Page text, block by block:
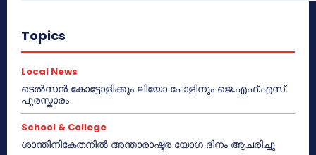
Topics
Local News
ടെൽസൻ കോട്ടോളിക്കും ലിയോ പോളിനും ജെ.എഫ്.എസ്.
പുരസ്കാരം
School & College
ശാന്തിനികേതനിൽ അന്താരാഷ്ട്ര യോഗ ദിനം ആചരിച്ചു